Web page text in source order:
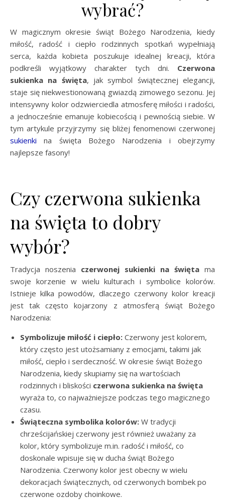
wybrać?
W magicznym okresie świąt Bożego Narodzenia, kiedy
miłość, radość i ciepło rodzinnych spotkań wypełniają
serca, każda kobieta poszukuje idealnej kreacji, która
podkreśli wyjątkowy charakter tych dni. Czerwona
sukienka na święta, jak symbol świątecznej elegancji,
staje się niekwestionowaną gwiazdą zimowego sezonu. Jej
intensywny kolor odzwierciedla atmosferę miłości i radości,
a jednocześnie emanuje kobiecością i pewnością siebie. W
tym artykule przyjrzymy się bliżej fenomenowi czerwonej
sukienki na święta Bożego Narodzenia i obejrzymy
najlepsze fasony!
Czy czerwona sukienka
na święta to dobry
wybór?
Tradycja noszenia czerwonej sukienki na święta ma
swoje korzenie w wielu kulturach i symbolice kolorów.
Istnieje kilka powodów, dlaczego czerwony kolor kreacji
jest tak często kojarzony z atmosferą świąt Bożego
Narodzenia:
Symbolizuje miłość i ciepło: Czerwony jest kolorem,
który często jest utożsamiany z emocjami, takimi jak
miłość, ciepło i serdeczność. W okresie świąt Bożego
Narodzenia, kiedy skupiamy się na wartościach
rodzinnych i bliskości czerwona sukienka na święta
wyraża to, co najważniejsze podczas tego magicznego
czasu.
Świąteczna symbolika kolorów: W tradycji
chrześcijańskiej czerwony jest również uważany za
kolor, który symbolizuje m.in. radość i miłość, co
doskonale wpisuje się w ducha świąt Bożego
Narodzenia. Czerwony kolor jest obecny w wielu
dekoracjach świątecznych, od czerwonych bombek po
czerwone ozdoby choinkowe.